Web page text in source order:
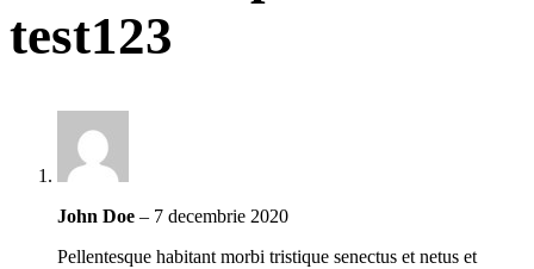
test123
John Doe – 7 decembrie 2020
Pellentesque habitant morbi tristique senectus et netus et